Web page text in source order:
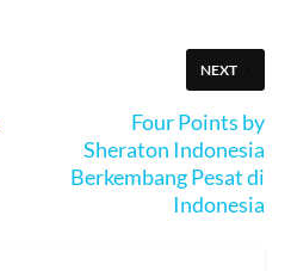
NEXT
Four Points by
Sheraton Indonesia
Berkembang Pesat di
Indonesia